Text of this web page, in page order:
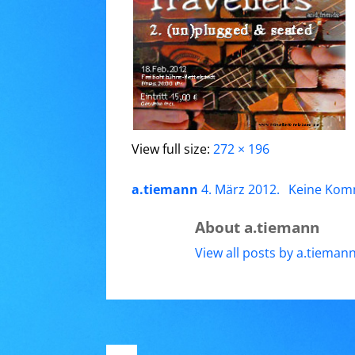
View full size:272 × 196
a.tiemann 4. März 2012. Keine
About a.tiemann
View all posts by a.tiemann